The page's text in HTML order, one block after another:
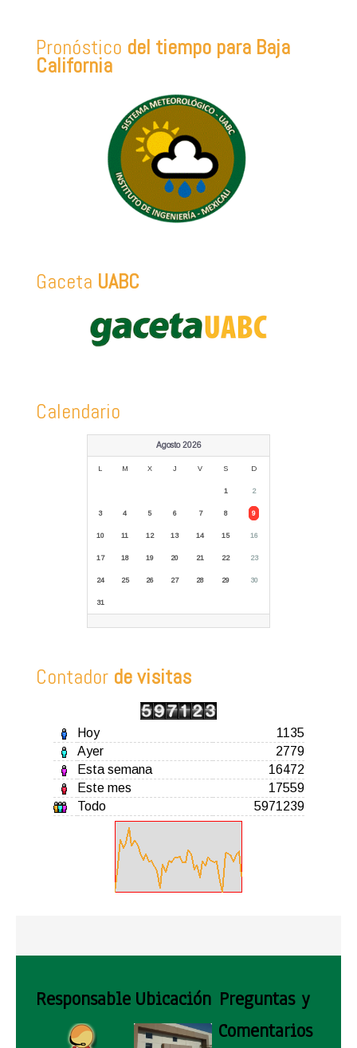
Pronóstico del tiempo para Baja
California
Gaceta UABC
Calendario
Agosto 2026
L M X J V S D
1 2
3 4 5 6 7 8 9
10 11 12 13 14 15 16
17 18 19 20 21 22 23
24 25 26 27 28 29 30
31
Contador de visitas
Hoy
1135
Ayer
2779
Esta semana
16472
Este mes
17559
Todo
5971239
Responsable Ubicación Preguntas y
Comentarios